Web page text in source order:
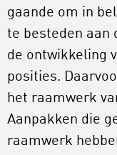
gaande om in
te besteden aan
de ontwikkeling
posities.
het raamwerk
Aanpakken die
raamwerk